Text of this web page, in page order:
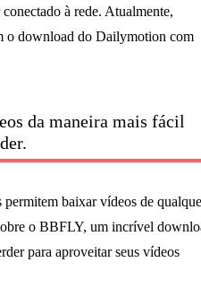
à rede. Atualmente,
o download do Dailymotion com
da maneira mais fácil
baixar vídeos de
o BBFLY, um incrível
para aproveitar seus vídeos